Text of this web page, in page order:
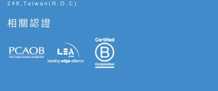
248,Taiwan(R.O.C)
相關認證